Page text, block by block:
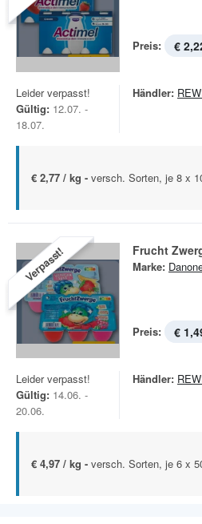
Preis: €
Leider verpasst!
Gültig: 12.07. -
18.07.
Händler:
€ 2,77 / kg - versch. Sorten, je 8 x
Verpasst! Frucht
Marke:
Preis: €
Leider verpasst!
Gültig: 14.06. -
20.06.
Händler:
€ 4,97 / kg - versch. Sorten, je 6 x